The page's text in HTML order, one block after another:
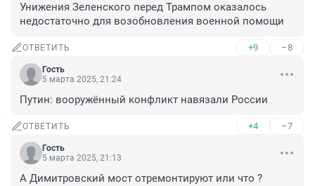
Унижения Зеленского перед Трампом оказалось
недостаточно для возобновления военной помощи
ОТВЕТИТЬ +9 –8
Гость
5 марта 2025, 21:24
Путин: вооружённый конфликт навязали России
ОТВЕТИТЬ +4 –7
Гость
5 марта 2025, 21:13
А Димитровский мост отремонтируют или что ?